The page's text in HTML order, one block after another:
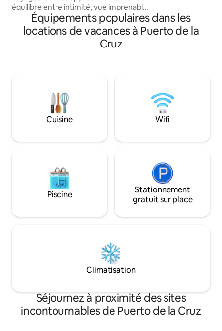
équilibre entre intimité, vue imprenable,
intérieur moderne, proximité des parcs,
des plages et du centre-ville. Située sur
une pointe de falaise surplombant la
vieille ville, notre villa contemporaine
de ping-pong et d'un accès direct aux
parcs publics et à la ville. Ambiance
imbattable d'intimité et d'exclusivité
dans ce point le plus apprécié de Puerto
probablement
salon extérieur,
Équipements populaires dans les
locations de vacances à Puerto de la
Cruz
Cuisine Wifi
Piscine
Stationnement
gratuit sur place
Climatisation
Séjournez à proximité des sites
incontournables de Puerto de la Cruz